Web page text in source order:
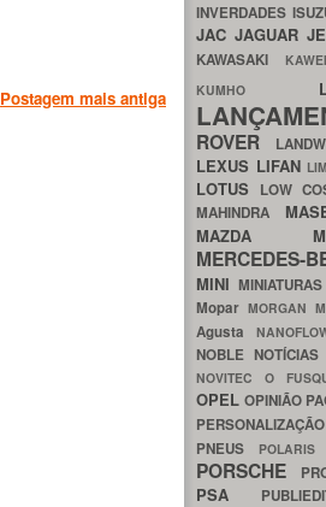
Postagem mais antiga
INVERDADES
JAC JAGUAR
KAWASAKI
KUMHO
ROVER
LEXUS LIFAN
LOTUS LOW
MAHINDRA
MAZDA
MERCEDES-
MINI MINIATURAS
Mopar MORGAN
Agusta
NOBLE NOTÍCIAS
NOVITEC O
OPEL OPINIÃO
PERSONALIZAÇÃO
PNEUS
POLARIS
PORSCHE
PSA